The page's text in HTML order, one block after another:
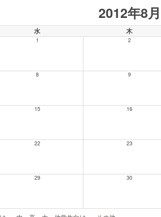
2012年8月
水 木
1 2
8 9
15 16
22 23
29 30